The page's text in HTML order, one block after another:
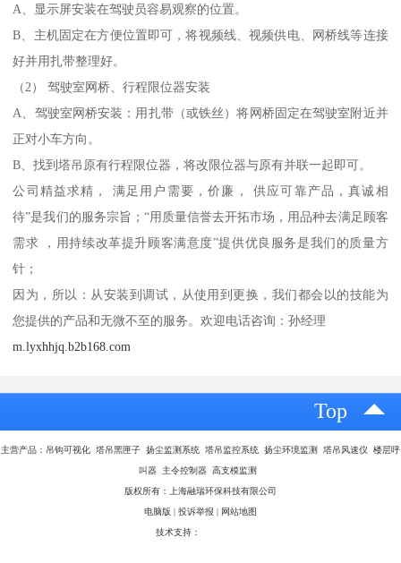
A、显示屏安装在驾驶员容易观察的位置。
B、主机固定在方便位置即可，将视频线、视频供电、网桥线等连接
好并用扎带整理好。
（2） 驾驶室网桥、行程限位器安装
A、驾驶室网桥安装：用扎带（或铁丝）将网桥固定在驾驶室附近并
正对小车方向。
B、找到塔吊原有行程限位器，将改限位器与原有并联一起即可。
公司精益求精， 满足用户需要，价廉， 供应可靠产品，真诚相
待”是我们的服务宗旨；“用质量信誉去开拓市场，用品种去满足顾客
需求 ，用持续改革提升顾客满意度”提供优良服务是我们的质量方
针；
因为，所以：从安装到调试，从使用到更换，我们都会以的技能为
您提供的产品和无微不至的服务。欢迎电话咨询：孙经理
m.lyxhhjq.b2b168.com
Top
主营产品：吊钩可视化 塔吊黑匣子 扬尘监测系统 塔吊监控系统 扬尘环境监测 塔吊风速仪 楼层呼
叫器 主令控制器 高支模监测
版权所有：上海融瑞环保科技有限公司
电脑版 | 投诉举报 | 网站地图
技术支持：